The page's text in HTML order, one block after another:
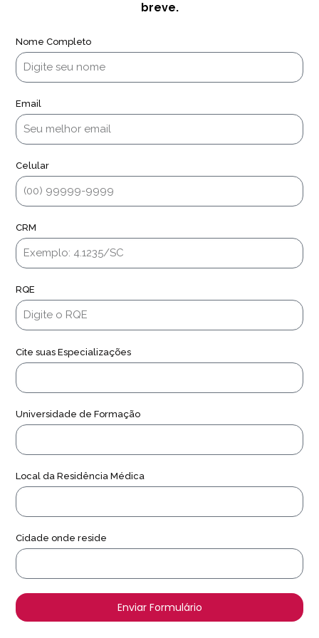
breve.
Nome Completo
Email
Celular
CRM
RQE
Cite suas Especializações
Universidade de Formação
Local da Residência Médica
Cidade onde reside
Enviar Formulário